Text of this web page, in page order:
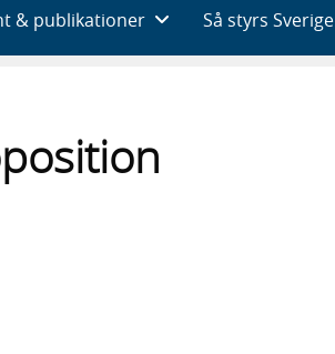
& publikationer Så styrs Sverige